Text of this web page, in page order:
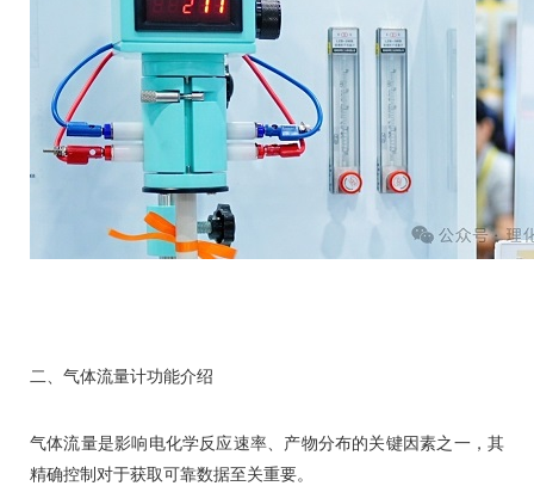
二、气体流量计功能介绍
气体流量是影响电化学反应速率、产物分布的关键因素之一，其
精确控制对于获取可靠数据至关重要。